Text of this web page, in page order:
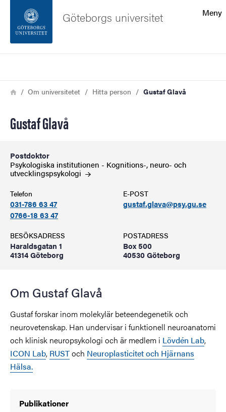
Sidfoten
Meny
Göteborgs universitet
Länkstig
HemOm universitetet Hitta person Gustaf Glavå
Gustaf Glavå
Postdoktor
Psykologiska institutionen - Kognitions-, neuro- och
utvecklingspsykologi
Telefon
031-786 63 47
0766-18 63 47
E-POST
gustaf.glava@psy.gu.se
BESÖKSADRESS
Haraldsgatan 1
41314 Göteborg
POSTADRESS
Box 500
40530 Göteborg
Om Gustaf Glavå
Gustaf forskar inom molekylär beteendegenetik och
neurovetenskap. Han undervisar i funktionell neuroanatomi
och klinisk neuropsykologi och är medlem i Lövdén Lab,
ICON Lab, RUSToch Neuroplasticitet och Hjärnans
Hälsa.
Publikationer